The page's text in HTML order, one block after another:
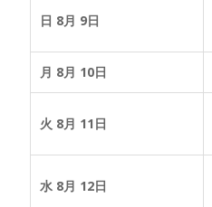
日 8月 9日
月 8月 10日
火 8月 11日
水 8月 12日